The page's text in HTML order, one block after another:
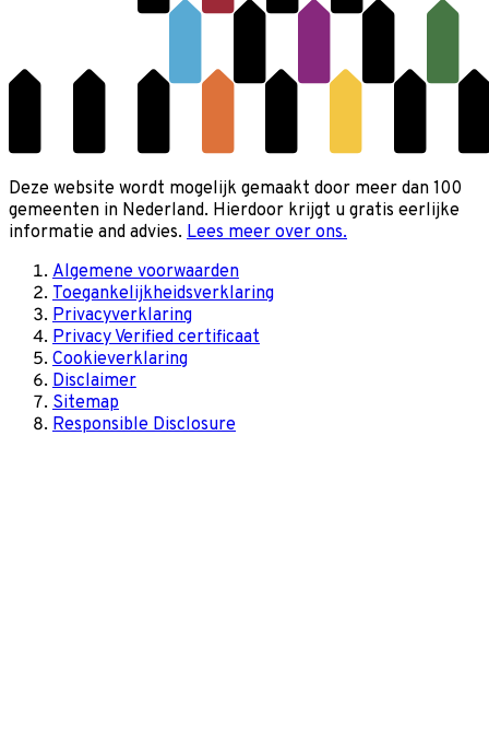
Deze website wordt mogelijk gemaakt door meer dan 100
gemeenten in Nederland. Hierdoor krijgt u gratis eerlijke
informatie and advies. Lees meer over ons.
Algemene voorwaarden
Toegankelijkheidsverklaring
Privacyverklaring
Privacy Verified certificaat
Cookieverklaring
Disclaimer
Sitemap
Responsible Disclosure